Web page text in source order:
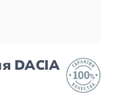
DACIA